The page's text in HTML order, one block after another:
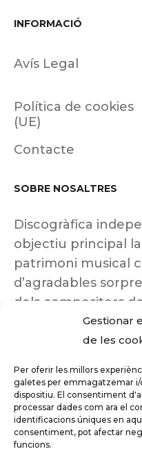
Gestionar
de les
Per oferir les millors
galetes per emmagatzemar i/
dispositiu. El consentiment
processar dades com ara el
identificacions úniques en
consentiment, pot afectar
funcions.
INFORMACIÓ
Avís Legal
Política de cookies
(UE)
Contacte
SOBRE NOSALTRES
Discogràfica
objectiu principal
patrimoni musical
d’agradables
dels compositors
insuficientment
Tots els drets